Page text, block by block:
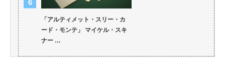
「アルティメット・スリー・カ
ード・モンテ」 マイケル・スキ
ナー …